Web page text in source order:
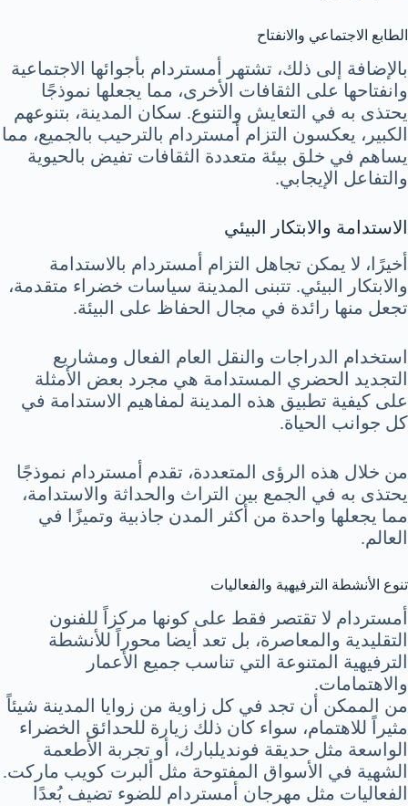
الطابع الاجتماعي والانفتاح
بالإضافة إلى ذلك، تشتهر أمستردام بأجوائها الاجتماعية
وانفتاحها على الثقافات الأخرى، مما يجعلها نموذجًا
يحتذى به في التعايش والتنوع. سكان المدينة، بتنوعهم
الكبير، يعكسون التزام أمستردام بالترحيب بالجميع، مما
يساهم في خلق بيئة متعددة الثقافات تفيض بالحيوية
والتفاعل الإيجابي.
الاستدامة والابتكار البيئي
أخيرًا، لا يمكن تجاهل التزام أمستردام بالاستدامة
والابتكار البيئي. تتبنى المدينة سياسات خضراء متقدمة،
تجعل منها رائدة في مجال الحفاظ على البيئة.
استخدام الدراجات والنقل العام الفعال ومشاريع
التجديد الحضري المستدامة هي مجرد بعض الأمثلة
على كيفية تطبيق هذه المدينة لمفاهيم الاستدامة في
كل جوانب الحياة.
من خلال هذه الرؤى المتعددة، تقدم أمستردام نموذجًا
يحتذى به في الجمع بين التراث والحداثة والاستدامة،
مما يجعلها واحدة من أكثر المدن جاذبية وتميزًا في
العالم.
تنوع الأنشطة الترفيهية والفعاليات
أمستردام لا تقتصر فقط على كونها مركزاً للفنون
التقليدية والمعاصرة، بل تعد أيضا محوراً للأنشطة
الترفيهية المتنوعة التي تناسب جميع الأعمار
والاهتمامات.
من الممكن أن تجد في كل زاوية من زوايا المدينة شيئاً
مثيراً للاهتمام، سواء كان ذلك زيارة للحدائق الخضراء
الواسعة مثل حديقة فونديلبارك، أو تجربة الأطعمة
الشهية في الأسواق المفتوحة مثل ألبرت كويب ماركت.
الفعاليات مثل مهرجان أمستردام للضوء تضيف بُعدًا